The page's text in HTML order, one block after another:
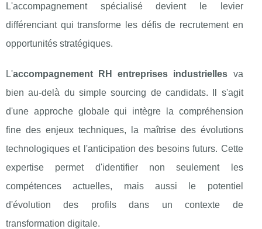
L'accompagnement spécialisé devient le levier
différenciant qui transforme les défis de recrutement en
opportunités stratégiques.
L'accompagnement RH entreprises industrielles va
bien au-delà du simple sourcing de candidats. Il s'agit
d'une approche globale qui intègre la compréhension
fine des enjeux techniques, la maîtrise des évolutions
technologiques et l'anticipation des besoins futurs. Cette
expertise permet d'identifier non seulement les
compétences actuelles, mais aussi le potentiel
d'évolution des profils dans un contexte de
transformation digitale.